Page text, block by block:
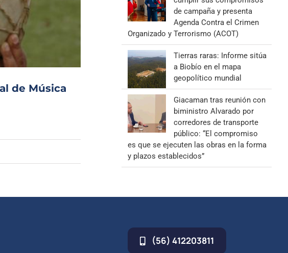
de Música
de campaña y presenta
Agenda Contra el Crimen
Organizado y Terrorismo (ACOT)
Tierras raras: Informe sitúa
a Biobío en el mapa
geopolítico mundial
Giacaman tras reunión con
biministro Alvarado por
corredores de transporte
público: “El compromiso
es que se ejecuten las obras en la forma
y plazos establecidos”
(56) 412203811